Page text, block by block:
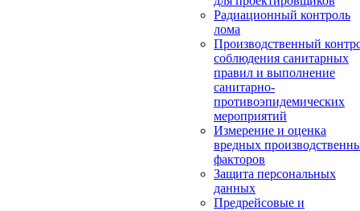
Радиационный контроль
лома
Производственный
соблюдения санитарных
правил и выполнение
санитарно-
противоэпидемических
мероприятий
Измерение и оценка
вредных
факторов
Защита персональных
данных
Предрейсовые и